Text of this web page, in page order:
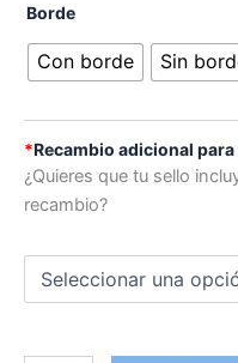
Borde
Con borde Sin
*Recambio adicional
¿Quieres que tu sello
recambio?